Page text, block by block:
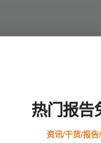
热门报告
资讯/干货/报
部分市场增长可归因于宠物
圾造成更多的麻烦。
，一些大型猫科动物可能